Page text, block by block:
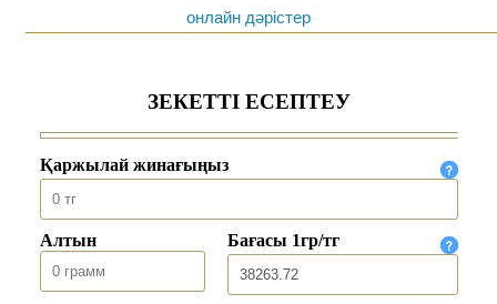
онлайн дәрістер